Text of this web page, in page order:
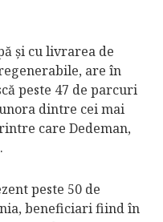
şi cu livrarea de
are în
peste 47 de parcuri
din­tre cei mai
care Dedeman,
peste 50 de
beneficiari fiind în